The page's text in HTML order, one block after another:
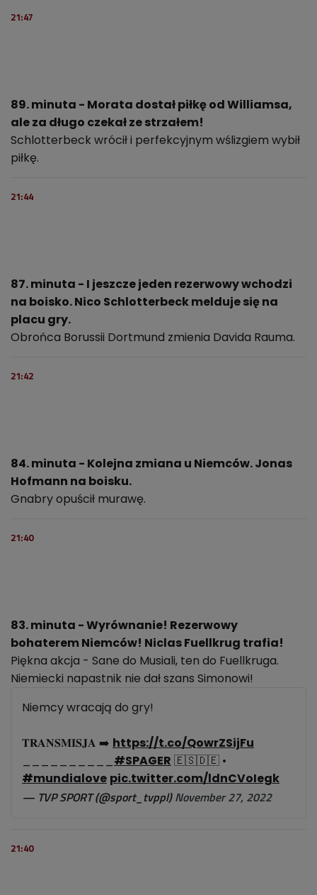
21:47
89. minuta - Morata dostał piłkę od Williamsa,
ale za długo czekał ze strzałem!
Schlotterbeck wrócił i perfekcyjnym wślizgiem wybił
piłkę.
21:44
87. minuta - I jeszcze jeden rezerwowy wchodzi
na boisko. Nico Schlotterbeck melduje się na
placu gry.
Obrońca Borussii Dortmund zmienia Davida Rauma.
21:42
84. minuta - Kolejna zmiana u Niemców. Jonas
Hofmann na boisku.
Gnabry opuścił murawę.
21:40
83. minuta - Wyrównanie! Rezerwowy
bohaterem Niemców! Niclas Fuellkrug trafia!
Piękna akcja - Sane do Musiali, ten do Fuellkruga.
Niemiecki napastnik nie dał szans Simonowi!
Niemcy wracają do gry!
𝐓𝐑𝐀𝐍𝐒𝐌𝐈𝐒𝐉𝐀 ➡️ https://t.co/QowrZSijFu
#SPAGER 🇪🇸🇩🇪 •
#mundialove pic.twitter.com/ldnCVoIegk
— TVP SPORT (@sport_tvppl)November 27, 2022
21:40